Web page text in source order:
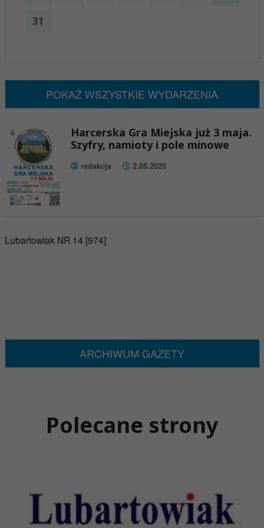
31
POKAŻ WSZYSTKIE WYDARZENIA
Harcerska Gra Miejska już 3 maja.
Szyfry, namioty i pole minowe
redakcja 2.05.2025
Lubartowiak NR 14 [974]
ARCHIWUM GAZETY
Polecane strony